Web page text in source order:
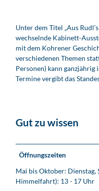
M
a
r
k
t
e
i
e
r
z
i
r
Unter dem Titel „Aus
wechselnde Kabinett-
mit dem Kohrener
verschiedenen Themen
Personen) kann
Termine vergibt das
Gut zu wissen
Öffnungszeiten
Mai bis Oktober: Dienstag,
Himmelfahrt): 13 - 17 Uhr